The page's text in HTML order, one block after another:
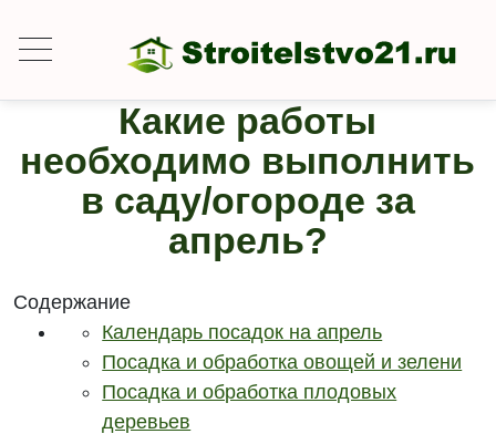
Какие работы
необходимо выполнить
в саду/огороде за
апрель?
Содержание
Календарь посадок на апрель
Посадка и обработка овощей и зелени
Посадка и обработка плодовых
деревьев